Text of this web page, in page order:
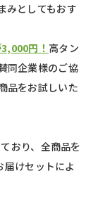
みとしてもおす
円！ 高タン
同企業様のご協
品をお試しいた
おり、全商品を
けセットによ